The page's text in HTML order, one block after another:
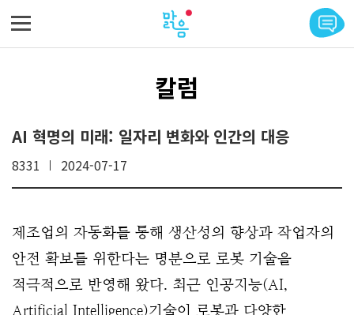
칼럼
AI 혁명의 미래: 일자리 변화와 인간의 대응
8331 2024-07-17
제조업의 자동화를 통해 생산성의 향상과 작업자의
안전 확보를 위한다는 명분으로 로봇 기술을
적극적으로 반영해 왔다. 최근 인공지능(AI,
Artificial Intelligence)기술이 로봇과 다양한